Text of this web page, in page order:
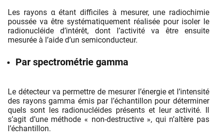
Les rayons α étant diﬃciles à mesurer, une radiochimie
poussée va être systématiquement réalisée pour isoler le
radionucléide d’intérêt, dont l’activité va être ensuite
mesurée à l’aide d’un semiconducteur.
Par spectrométrie gamma
Le détecteur va permettre de mesurer l’énergie et l’intensité
des rayons gamma émis par l’échantillon pour déterminer
quels sont les radionucléides présents et leur activité. Il
s’agit d’une méthode « non-destructive », qui n’altère pas
l’échantillon.